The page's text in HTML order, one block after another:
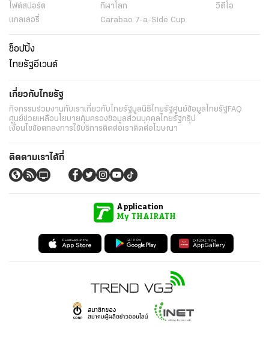
ไฟต์สปอร์ต
กีฬาโลก
วิดีโอ
แกลเลอรี่
Carabao 7-a-Side Cup
ช็อปปิ้ง
ไทยรัฐอีเวนต์
เกี่ยวกับไทยรัฐ
กิจกรรมร่วมงานกับเราเกี่ยวกับไทยรัฐมูลนิธิไทยรัฐศูนย์ข้อมูลไทยรัฐFAQ
ศูนย์ช่วยเหลือนโยบายคุ้มครองข้อมูลส่วนบุคคลไทยรัฐกรุ๊ป
เงื่อนไขข้อตกลงการใช้บริการติดต่อเราติดต่อโฆษณา
ติดตามเราได้ที่
Application
My THAIRATH